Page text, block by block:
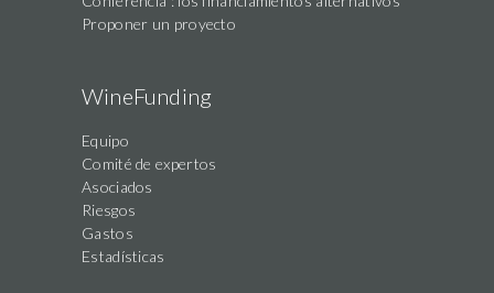
Proponer un proyecto
WineFunding
Equipo
Comité de expertos
Asociados
Riesgos
Gastos
Estadísticas